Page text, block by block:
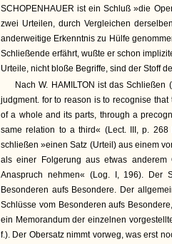
SCHOPENHAUER ist ein Schluß »die
zwei Urteilen, durch Vergleichen
anderweitige Erkenntnis zu Hülfe
Schließende erfährt, wußte er schon
Urteile, nicht bloße Begriffe, sind der Stoff
Nach W. HAMILTON ist das
judgment. for to reason is to recognise
of a whole and its parts, through a
same relation to a third« (Lect. III, p.
schließen »einen Satz (Urteil) aus einem
als einer Folgerung aus etwas
Anaspruch nehmen« (Log. I, 196). Der
Besonderen aufs Besondere. Der
Schlüsse vom Besonderen aufs
ein Memorandum der einzelnen
f.). Der Obersatz nimmt vorweg, was erst